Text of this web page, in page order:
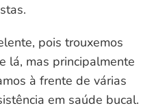
pois trouxemos
lá, mas principalmente
à frente de várias
em saúde bucal.